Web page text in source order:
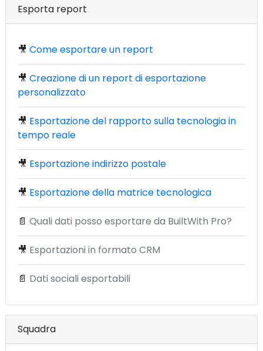
Esporta report
🎥 Come esportare un report
🎥 Creazione di un report di esportazione
personalizzato
🎥 Esportazione del rapporto sulla tecnologia in
tempo reale
🎥 Esportazione indirizzo postale
🎥 Esportazione della matrice tecnologica
📄 Quali dati posso esportare da BuiltWith Pro?
🎥 Esportazioni in formato CRM
📄 Dati sociali esportabili
Squadra